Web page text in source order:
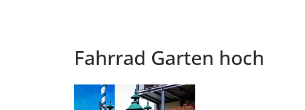
Fahrrad Garten hoch